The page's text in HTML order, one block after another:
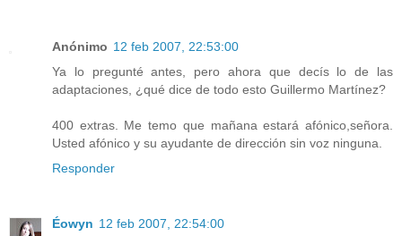
Anónimo 12 feb 2007, 22:53:00
Ya lo pregunté antes, pero ahora que decís lo de las
adaptaciones, ¿qué dice de todo esto Guillermo Martínez?
400 extras. Me temo que mañana estará afónico,señora.
Usted afónico y su ayudante de dirección sin voz ninguna.
Responder
Éowyn 12 feb 2007, 22:54:00